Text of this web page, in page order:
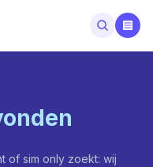
of sim only zoekt: wij